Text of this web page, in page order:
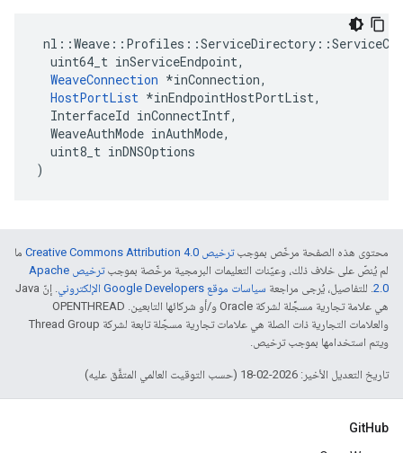
  uint64_t inServiceEndpoint,
WeaveConnection *inConnection,
HostPortList *inEndpointHostPortList,
  InterfaceId inConnectIntf,
  WeaveAuthMode inAuthMode,
  uint8_t inDNSOptions
)
محتوى هذه الصفحة مرخّص بموجبترخيص Creative Commons Attribution 4.0‏
ما
لم يُنصّ على خلاف ذلك، وعيّنات التعليمات البرمجية مرخّصة بموجب
ترخيص Apache
2.0‏. للتفاصيل، يُرجى مراجعة سياسات موقع Google Developers الإلكتروني
. إنّ Java
هي علامة تجارية مسجَّلة لشركة Oracle و/أو شركائها التابعين. ‫OPENTHREAD
والعلامات التجارية ذات الصلة هي علامات تجارية مسجّلة تابعة لشركة Thread Group
ويتم استخدامها بموجب ترخيص.
تاريخ التعديل الأخير: 2026-02-18 (حسب التوقيت العالمي المتفَّق عليه)
GitHub